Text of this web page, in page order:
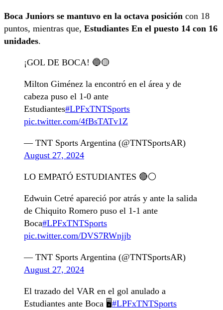
Boca Juniors se mantuvo en la octava posición con 18
puntos, mientras que, Estudiantes En el puesto 14 con 16
unidades.
¡GOL DE BOCA! 🔵🟡
Milton Giménez la encontró en el área y de
cabeza puso el 1-0 ante
Estudiantes#LPFxTNTSports
pic.twitter.com/4fBsTATv1Z
— TNT Sports Argentina (@TNTSportsAR)
August 27, 2024
LO EMPATÓ ESTUDIANTES 🔴⚪
Edwuin Cetré apareció por atrás y ante la salida
de Chiquito Romero puso el 1-1 ante
Boca#LPFxTNTSports
pic.twitter.com/DVS7RWnjjb
— TNT Sports Argentina (@TNTSportsAR)
August 27, 2024
El trazado del VAR en el gol anulado a
Estudiantes ante Boca 🖥️#LPFxTNTSports